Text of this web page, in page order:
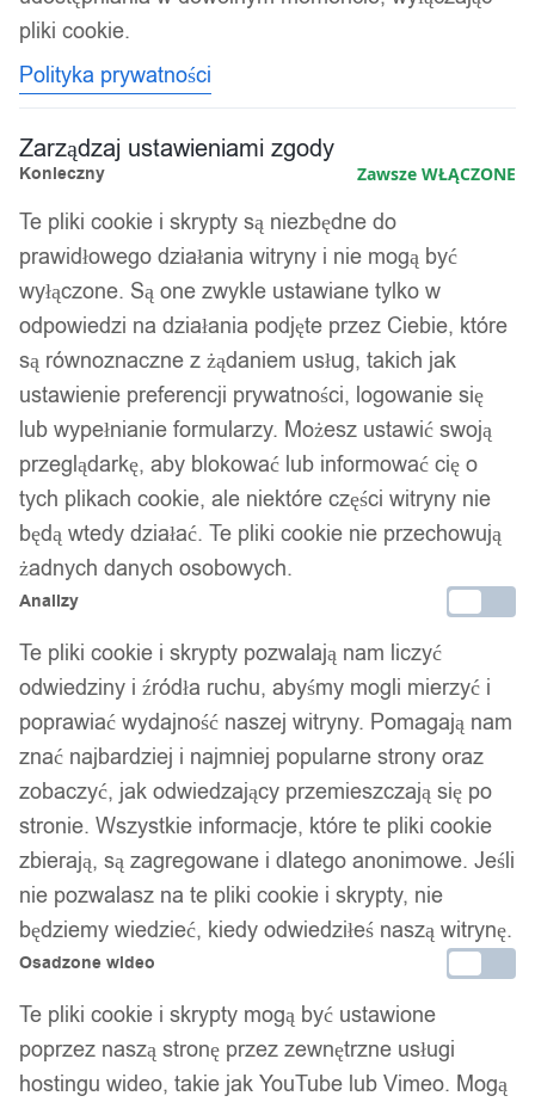
pliki cookie.
Polityka prywatności
Zarządzaj ustawieniami zgody
Konieczny Zawsze WŁĄCZONE
Te pliki cookie i skrypty są niezbędne do
prawidłowego działania witryny i nie mogą być
wyłączone. Są one zwykle ustawiane tylko w
odpowiedzi na działania podjęte przez Ciebie, które
są równoznaczne z żądaniem usług, takich jak
ustawienie preferencji prywatności, logowanie się
lub wypełnianie formularzy. Możesz ustawić swoją
przeglądarkę, aby blokować lub informować cię o
tych plikach cookie, ale niektóre części witryny nie
będą wtedy działać. Te pliki cookie nie przechowują
żadnych danych osobowych.
Analizy
Te pliki cookie i skrypty pozwalają nam liczyć
odwiedziny i źródła ruchu, abyśmy mogli mierzyć i
poprawiać wydajność naszej witryny. Pomagają nam
znać najbardziej i najmniej popularne strony oraz
zobaczyć, jak odwiedzający przemieszczają się po
stronie. Wszystkie informacje, które te pliki cookie
zbierają, są zagregowane i dlatego anonimowe. Jeśli
nie pozwalasz na te pliki cookie i skrypty, nie
będziemy wiedzieć, kiedy odwiedziłeś naszą witrynę.
Osadzone wideo
Te pliki cookie i skrypty mogą być ustawione
poprzez naszą stronę przez zewnętrzne usługi
hostingu wideo, takie jak YouTube lub Vimeo. Mogą